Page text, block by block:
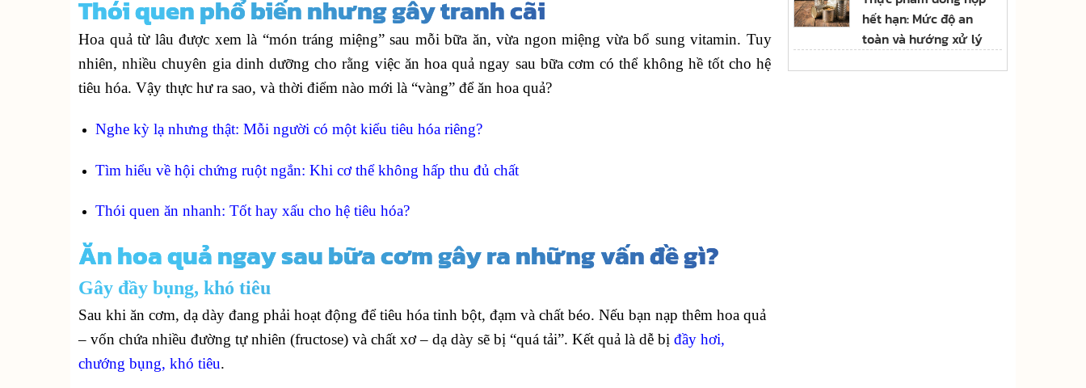
Thói quen phổ biến nhưng gây tranh cãi
Hoa quả từ lâu được xem là “món tráng miệng” sau mỗi bữa ăn, vừa ngon miệng vừa bổ sung vitamin. Tuy
nhiên, nhiều chuyên gia dinh dưỡng cho rằng việc ăn hoa quả ngay sau bữa cơm có thể không hề tốt cho hệ
tiêu hóa. Vậy thực hư ra sao, và thời điểm nào mới là “vàng” để ăn hoa quả?
Nghe kỳ lạ nhưng thật: Mỗi người có một kiểu tiêu hóa riêng?
Tìm hiểu về hội chứng ruột ngắn: Khi cơ thể không hấp thu đủ chất
Thói quen ăn nhanh: Tốt hay xấu cho hệ tiêu hóa?
Ăn hoa quả ngay sau bữa cơm gây ra những vấn đề gì?
Gây đầy bụng, khó tiêu
Sau khi ăn cơm, dạ dày đang phải hoạt động để tiêu hóa tinh bột, đạm và chất béo. Nếu bạn nạp thêm hoa quả
– vốn chứa nhiều đường tự nhiên (fructose) và chất xơ – dạ dày sẽ bị “quá tải”. Kết quả là dễ bị đầy hơi,
chướng bụng, khó tiêu.
hết hạn: Mức độ an
toàn và hướng xử lý